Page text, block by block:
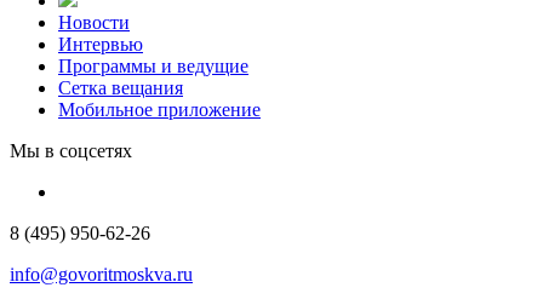
Новости
Интервью
Программы и ведущие
Сетка вещания
Мобильное приложение
Мы в соцсетях
8 (495) 950-62-26
info@govoritmoskva.ru